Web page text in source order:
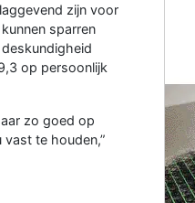
zijn voor
sparren
op persoonlijk
zo goed op
te houden,”